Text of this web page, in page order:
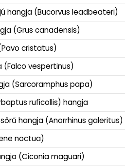
hangja (Bucorvus leadbeateri)
(Grus canadensis)
cristatus)
(Falco vespertinus)
(Sarcoramphus papa)
ruficollis) hangja
hangja (Anorrhinus galeritus)
noctua)
(Ciconia maguari)